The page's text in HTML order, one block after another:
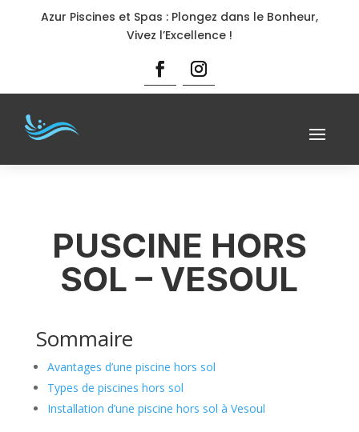
Azur Piscines et Spas : Plongez dans le Bonheur,
Vivez l’Excellence !
PUSCINE HORS
SOL – VESOUL
Sommaire
Avantages d’une piscine hors sol
Types de piscines hors sol
Installation d’une piscine hors sol à Vesoul